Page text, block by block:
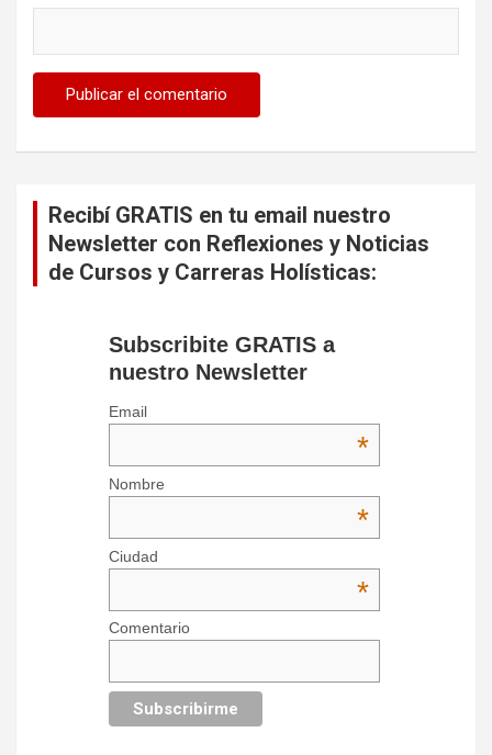
Recibí GRATIS en tu email nuestro
Newsletter con Reflexiones y Noticias
de Cursos y Carreras Holísticas:
Subscribite GRATIS a
nuestro Newsletter
Email
*
Nombre
*
Ciudad
*
Comentario